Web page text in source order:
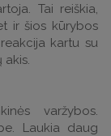
Tai reiškia,
ir šios kūrybos
kartu su
varžybos.
Laukia daug